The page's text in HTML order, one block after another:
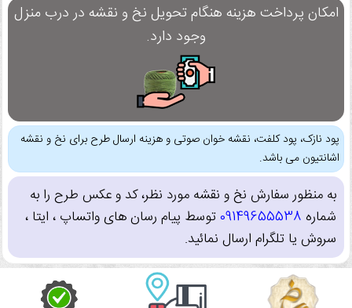
امکان پرداخت هزینه هنگام تحویل نخ و نقشه در درب منزل
وجود دارد.
پود نازک، پود کلفت، نقشه خوان صوتی و هزینه ارسال طرح برای نخ و نقشه
اشانتیون می باشد.
به منظور سفارش نخ و نقشه مورد نظر، کد و عکس طرح را به
شماره 09149655538توسط پیام رسان های واتساپ ، ایتا ،
سروش یا تلگرام ارسال نمائید.